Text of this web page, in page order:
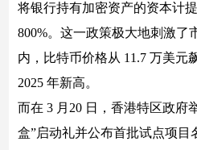
将银行持有加密资产的资本计
800%。这一政策极大地刺激了
内，比特币价格从 11.7 万美元
2025 年新高。
而在 3 月20 日，香港特区政府
盒”启动礼并公布首批试点项目